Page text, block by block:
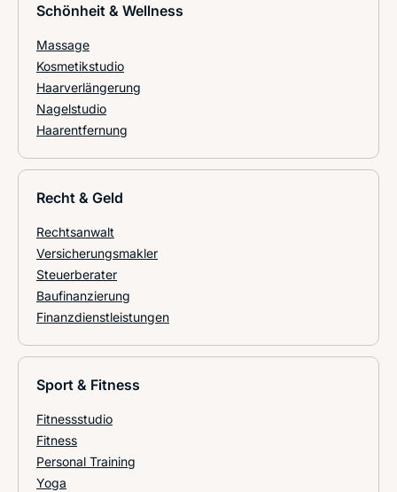
Schönheit & Wellness
Massage
Kosmetikstudio
Haarverlängerung
Nagelstudio
Haarentfernung
Recht & Geld
Rechtsanwalt
Versicherungsmakler
Steuerberater
Baufinanzierung
Finanzdienstleistungen
Sport & Fitness
Fitnessstudio
Fitness
Personal Training
Yoga